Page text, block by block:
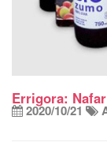
Errigora:
2020/10/21